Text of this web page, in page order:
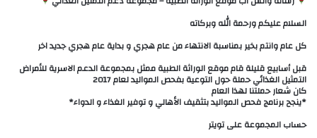
السلام عليكم ورحمة الله وبركاته
كل عام وانتم بخير بمناسبة الانتهاء من عام هجري و بداية عام هجري جديد اخر
قبل أسابيع قليلة قام موقع الوراثة الطبية ممثل بمجموعة الدعم الاسرية للأمراض
التمثيل الغذائي حملة حول التوعية بفحص المواليد لعام 2017
كان شعار حملتنا لهذا العام
*ينجح برنامج فحص المواليد بتثقيف الأهالي و توفير الغذاء و الدواء*
حساب المجموعة على تويتر